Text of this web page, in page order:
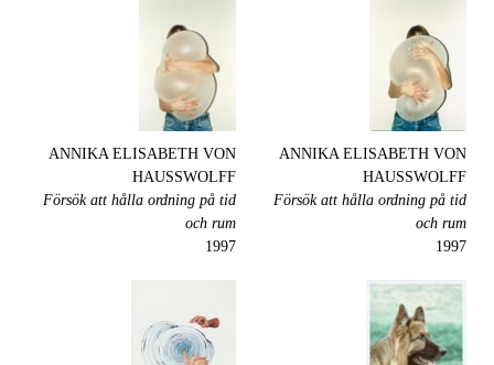
ANNIKA ELISABETH VON
HAUSSWOLFF
Försök att hålla ordning på tid
och rum
1997
ANNIKA ELISABETH VON
HAUSSWOLFF
Försök att hålla ordning på tid
och rum
1997